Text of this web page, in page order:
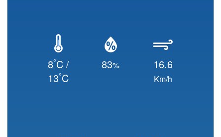
8°C /
13°C
83% 16.6
Km/h